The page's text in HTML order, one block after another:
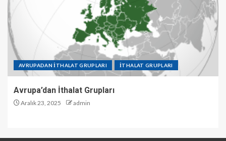
AVRUPADAN İTHALAT GRUPLARI İTHALAT GRUPLARI
Avrupa’dan İthalat Grupları
Aralık 23, 2025 admin